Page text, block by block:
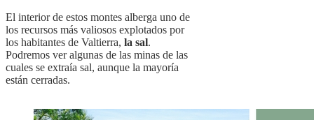
El interior de estos montes alberga uno de
los recursos más valiosos explotados por
los habitantes de Valtierra, la sal.
Podremos ver algunas de las minas de las
cuales se extraía sal, aunque la mayoría
están cerradas.